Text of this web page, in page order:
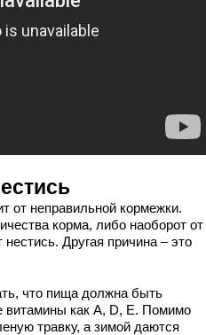
от неправильной кормежки.
корма, либо наоборот от
Другая причина – это
что пища должна быть
витамины как А, D, Е. Помимо
травку, а зимой даются